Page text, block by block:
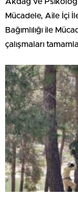
Mücadele, Aile İçi
Bağımlılığı ile
çalışmaları